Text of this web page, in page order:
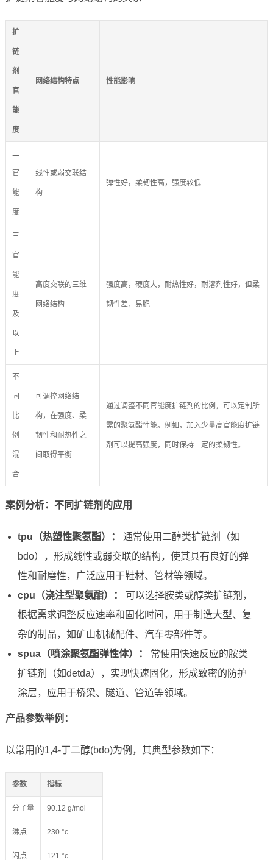
扩
链
剂
官
能
度
网络结构特点 性能影响
二
官
能
度
线性或弱交联结
构
弹性好，柔韧性高，强度较低
三
官
能
度
及
以
上
高度交联的三维
网络结构
强度高，硬度大，耐热性好，耐溶剂性好，但柔
韧性差，易脆
不
同
比
例
混
合
可调控网络结
构，在强度、柔
韧性和耐热性之
间取得平衡
通过调整不同官能度扩链剂的比例，可以定制所
需的聚氨酯性能。例如，加入少量高官能度扩链
剂可以提高强度，同时保持一定的柔韧性。
案例分析：不同扩链剂的应用
tpu（热塑性聚氨酯）：
通常使用二醇类扩链剂（如
bdo），形成线性或弱交联的结构，使其具有良好的弹
性和耐磨性，广泛应用于鞋材、管材等领域。
cpu（浇注型聚氨酯）：
可以选择胺类或醇类扩链剂，
根据需求调整反应速率和固化时间，用于制造大型、复
杂的制品，如矿山机械配件、汽车零部件等。
spua（喷涂聚氨酯弹性体）：
常使用快速反应的胺类
扩链剂（如detda），实现快速固化，形成致密的防护
涂层，应用于桥梁、隧道、管道等领域。
产品参数举例：
以常用的1,4-丁二醇(bdo)为例，其典型参数如下：
参数 指标
分子量 90.12 g/mol
沸点 230 °c
闪点 121 °c